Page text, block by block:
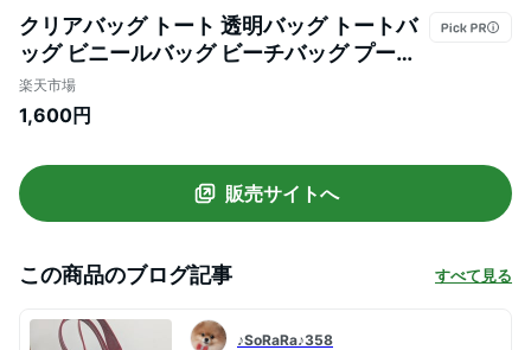
クリアバッグ トート 透明バッグ トートバ
ッグ ビニールバッグ ビーチバッグ プール
バッグ 化粧ポーチ きれいめ ぬいポーチ 痛
バッグ 収納ケース 大容量 おしゃれ かわい
楽天市場
1,600円
販売サイトへ
この商品のブログ記事 すべて見る
♪SoRaRa♪358